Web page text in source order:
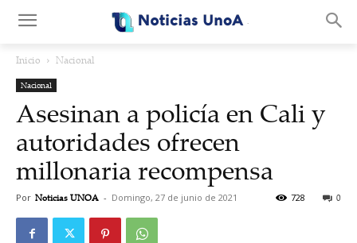
Inicio Nacional
Nacional
Asesinan a policía en Cali y
autoridades ofrecen
millonaria recompensa
Por Noticias UNOA - Domingo, 27 de junio de 2021 0
728